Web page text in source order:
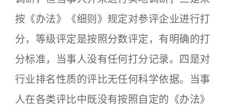
按《办法》《细则》规定对参评企业进行打
分，等级评定是按照分数评定，有明确的打
分标准，当事人没有任何打分记录。四是对
行业排名性质的评比无任何科学依据。当事
人在各类评比中既没有按照自定的《办法》